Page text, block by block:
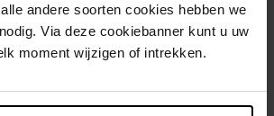
andere soorten cookies hebben we
Via deze cookiebanner kunt u uw
moment wijzigen of intrekken.